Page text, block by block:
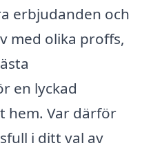
erbjudanden och
med olika proffs,
en lyckad
hem. Var därför
i ditt val av